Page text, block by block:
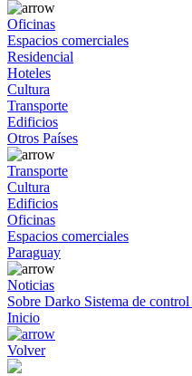
Oficinas
Espacios comerciales
Residencial
Hoteles
Cultura
Transporte
Edificios
Otros Países
Transporte
Cultura
Edificios
Oficinas
Espacios comerciales
Paraguay
Noticias
Sobre Darko Sistema de control
Inicio
Volver